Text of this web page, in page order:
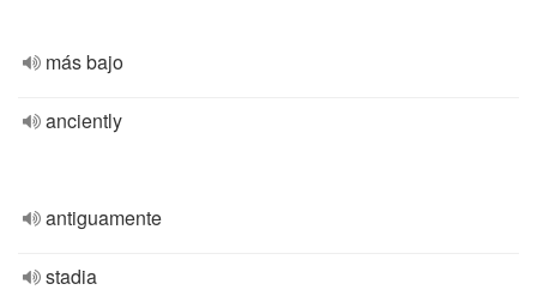
más bajo
anciently
antiguamente
stadia